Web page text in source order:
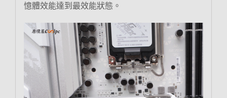
憶體效能達到最效能狀態。